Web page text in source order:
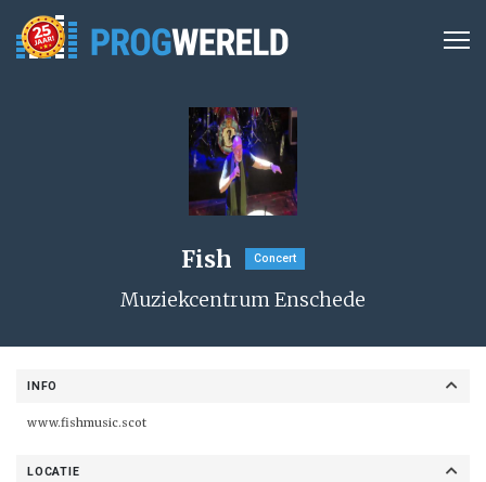
Fish Concert
Muziekcentrum Enschede
INFO
www.fishmusic.scot
LOCATIE